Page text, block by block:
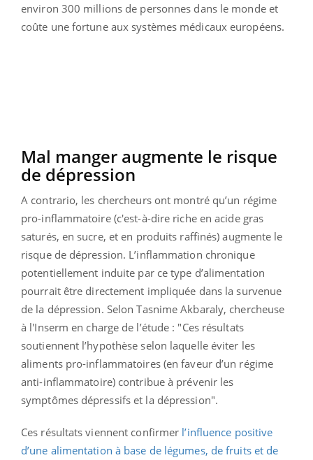
environ 300 millions de personnes dans le monde et
coûte une fortune aux systèmes médicaux européens.
Mal manger augmente le risque
de dépression
A contrario, les chercheurs ont montré qu’un régime
pro-inflammatoire (c'est-à-dire riche en acide gras
saturés, en sucre, et en produits raffinés) augmente le
risque de dépression. L’inflammation chronique
potentiellement induite par ce type d’alimentation
pourrait être directement impliquée dans la survenue
de la dépression. Selon Tasnime Akbaraly, chercheuse
à l'Inserm en charge de l’étude : "Ces résultats
soutiennent l’hypothèse selon laquelle éviter les
aliments pro-inflammatoires (en faveur d’un régime
anti-inflammatoire) contribue à prévenir les
symptômes dépressifs et la dépression".
Ces résultats viennent confirmer l’influence positive
d’une alimentation à base de légumes, de fruits et de